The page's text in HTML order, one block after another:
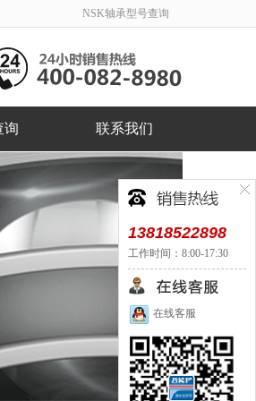
NSK轴承型号查询
询 联系我们
13818522898
工作时间：8:00-17:30
在线客服